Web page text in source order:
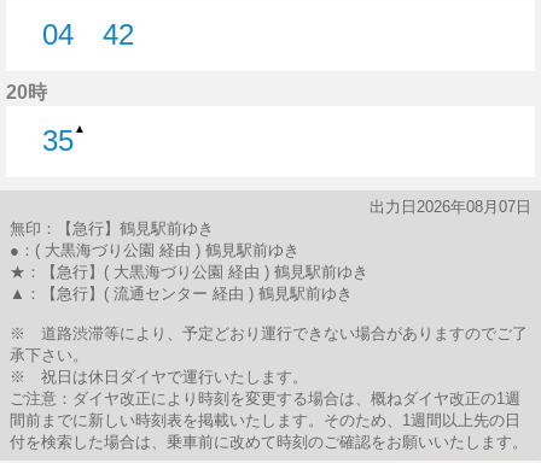
04
42
20時
35▲
出力日2026年08月07日
無印：【急行】鶴見駅前ゆき
●：( 大黒海づり公園 経由 ) 鶴見駅前ゆき
★：【急行】( 大黒海づり公園 経由 ) 鶴見駅前ゆき
▲：【急行】( 流通センター 経由 ) 鶴見駅前ゆき
※ 道路渋滞等により、予定どおり運行できない場合がありますのでご了
承下さい。
※ 祝日は休日ダイヤで運行いたします。
ご注意：ダイヤ改正により時刻を変更する場合は、概ねダイヤ改正の1週
間前までに新しい時刻表を掲載いたします。そのため、1週間以上先の日
付を検索した場合は、乗車前に改めて時刻のご確認をお願いいたします。